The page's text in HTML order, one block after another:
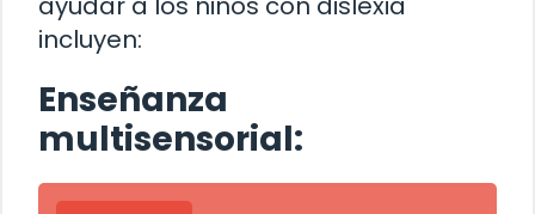
incluyen:
Enseñanza
multisensorial: